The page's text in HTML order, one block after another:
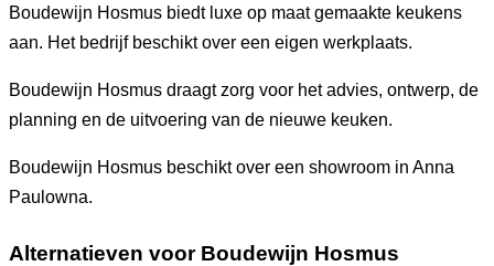
Boudewijn Hosmus biedt luxe op maat gemaakte keukens
aan. Het bedrijf beschikt over een eigen werkplaats.
Boudewijn Hosmus draagt zorg voor het advies, ontwerp, de
planning en de uitvoering van de nieuwe keuken.
Boudewijn Hosmus beschikt over een showroom in Anna
Paulowna.
Alternatieven voor Boudewijn Hosmus